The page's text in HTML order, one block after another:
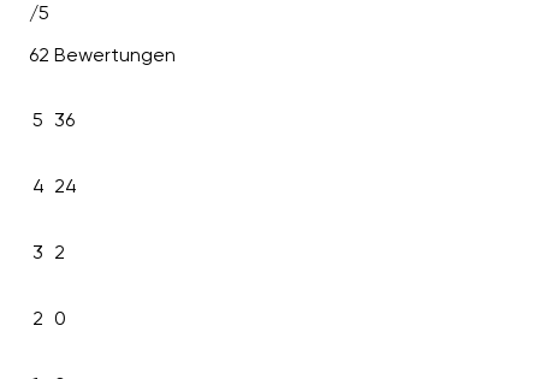
/5
62 Bewertungen
5 36
4 24
3 2
2 0